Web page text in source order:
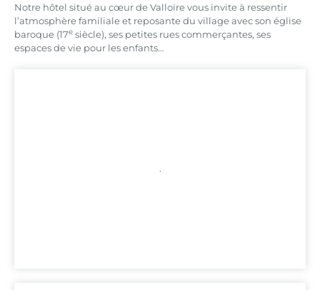
Notre hôtel situé au cœur de Valloire vous invite à ressentir
l’atmosphère familiale et reposante du village avec son église
baroque (17e siècle), ses petites rues commerçantes, ses
espaces de vie pour les enfants…
.